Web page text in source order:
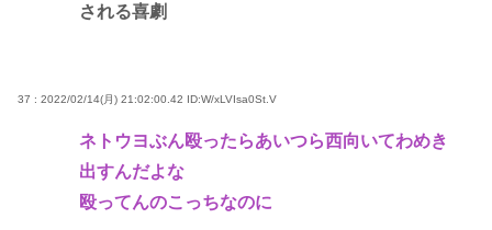
される喜劇
37 : 2022/02/14(月) 21:02:00.42 ID:W/xLVIsa0St.V
ネトウヨぶん殴ったらあいつら西向いてわめき
出すんだよな
殴ってんのこっちなのに